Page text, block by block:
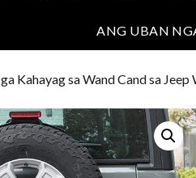
ANG UBAN
Kahayag sa Wand Cand sa Jeep